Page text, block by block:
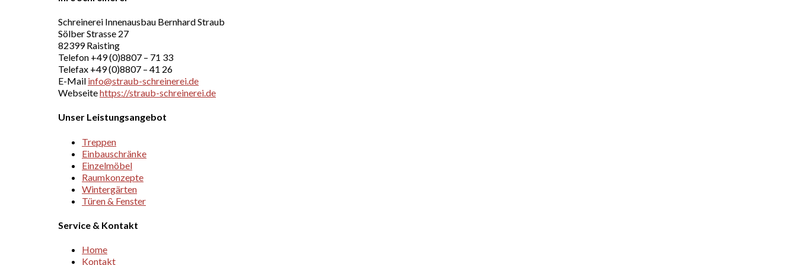
Schreinerei Innenausbau Bernhard Straub
Sölber Strasse 27
82399 Raisting
Telefon +49 (0)8807 – 71 33
Telefax +49 (0)8807 – 41 26
E-Mail info@straub-schreinerei.de
Webseitehttps://straub-schreinerei.de
Unser Leistungsangebot
Treppen
Einbauschränke
Einzelmöbel
Raumkonzepte
Wintergärten
Türen & Fenster
Service & Kontakt
Home
Kontakt